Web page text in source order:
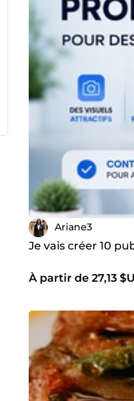
Ariane3
Je vais créer 10
À partir de 27,13